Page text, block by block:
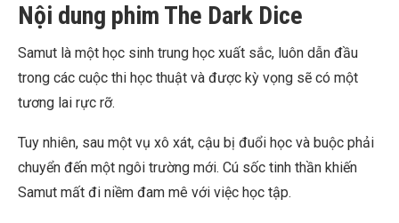
Nội dung phim The Dark Dice
Samut là một học sinh trung học xuất sắc, luôn dẫn đầu
trong các cuộc thi học thuật và được kỳ vọng sẽ có một
tương lai rực rỡ.
Tuy nhiên, sau một vụ xô xát, cậu bị đuổi học và buộc phải
chuyển đến một ngôi trường mới. Cú sốc tinh thần khiến
Samut mất đi niềm đam mê với việc học tập.